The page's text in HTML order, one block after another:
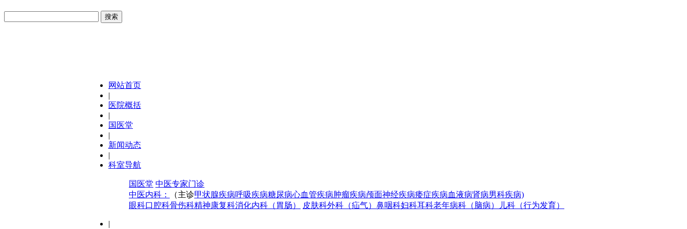
网站首页
|
医院概括
|
国医堂
|
新闻动态
|
科室导航
国医堂 中医专家门诊
中医内科：
（主诊甲状腺疾病呼吸疾病糖尿病心血管疾病肿瘤疾病颅面神经疾病痿症疾病血液病肾病男科疾病)
眼科口腔科骨伤科精神康复科消化内科（胃肠） 皮肤科外科（疝气） 鼻咽科妇科耳科老年病科（脑病） 儿科（行为发育）
|